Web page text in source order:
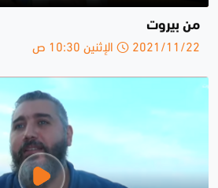
من بيروت
2021/11/22 الإثنين 10:30 ص